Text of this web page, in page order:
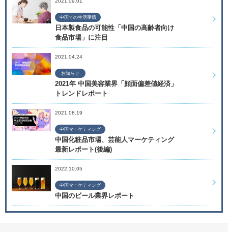
中国での生活事情
日本製食品の可能性「中国の高齢者向け
食品市場」に注目
2021.04.24
お知らせ
2021年 中国美容業界「顔面偏差値経済」
トレンドレポート
2021.08.19
中国マーケティング
中国化粧品市場、芸能人マーケティング
最新レポート(後編)
2022.10.05
中国マーケティング
中国のビール業界レポート